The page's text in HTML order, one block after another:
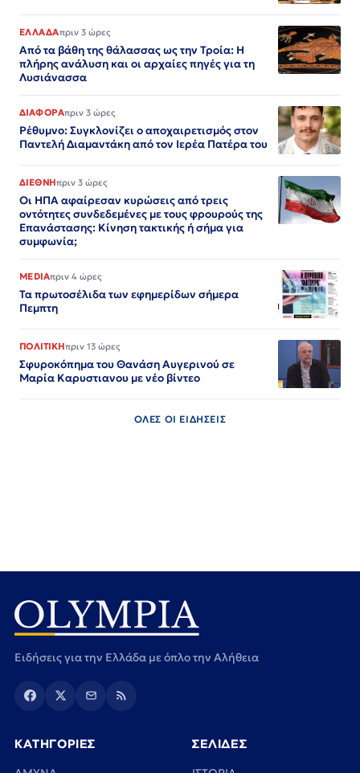
ΕΛΛΑΔΑπριν 3 ώρες
Από τα βάθη της θάλασσας ως την Τροία: Η
πλήρης ανάλυση και οι αρχαίες πηγές για τη
Λυσιάνασσα
ΔΙΑΦΟΡΑπριν 3 ώρες
Ρέθυμνο: Συγκλονίζει ο αποχαιρετισμός στον
Παντελή Διαμαντάκη από τον Ιερέα Πατέρα του
ΔΙΕΘΝΗπριν 3 ώρες
Οι ΗΠΑ αφαίρεσαν κυρώσεις από τρεις
οντότητες συνδεδεμένες με τους φρουρούς της
Επανάστασης: Κίνηση τακτικής ή σήμα για
συμφωνία;
MEDIAπριν 4 ώρες
Τα πρωτοσέλιδα των εφημερίδων σήμερα
Πεμπτη
ΠΟΛΙΤΙΚΗπριν 13 ώρες
Σφυροκόπημα του Θανάση Αυγερινού σε
Μαρία Καρυστιανου με νέο βίντεο
ΟΛΕΣ ΟΙ ΕΙΔΗΣΕΙΣ
Ειδήσεις για την Ελλάδα με όπλο την Αλήθεια
ΚΑΤΗΓΟΡΙΕΣ ΣΕΛΙΔΕΣ